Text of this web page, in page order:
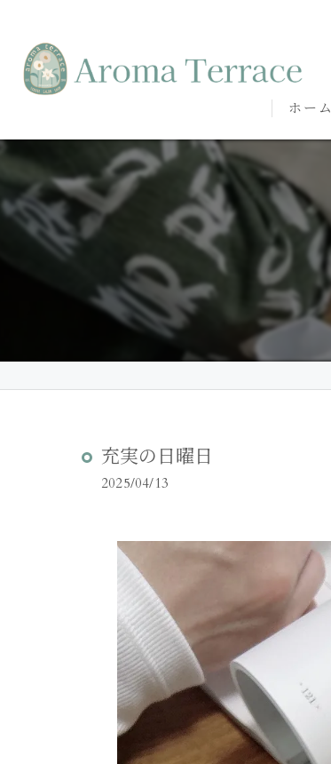
ホーム
充実の日曜日
2025/04/13